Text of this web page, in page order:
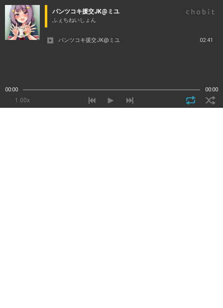
パンツコキ援交JK@ミユ
ふぇちねいしょん
パンツコキ援交JK@ミユ 02:41
00:00 00:00
1.00x